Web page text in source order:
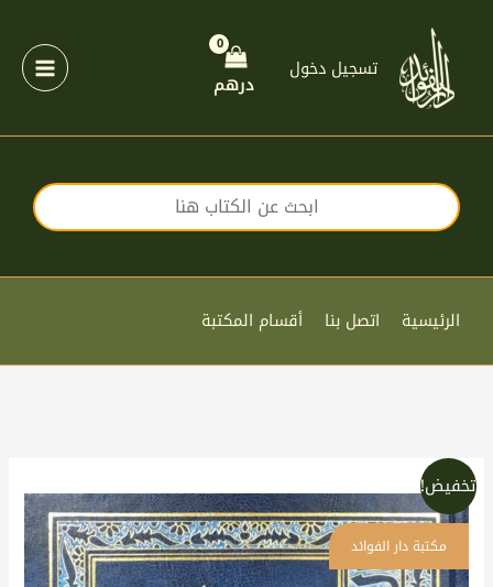
المحتوى
تسجيل دخول
درهم
الرئيسية اتصل بنا أقسام المكتبة
تخفيض! الأصلي
هو:
784 د.إ.
الحالي
هو:
685 د.إ.